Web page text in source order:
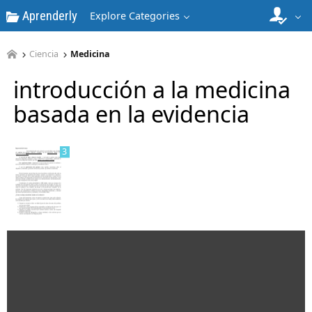
Aprenderly Explore Categories
Ciencia Medicina
introducción a la medicina
basada en la evidencia
2
3